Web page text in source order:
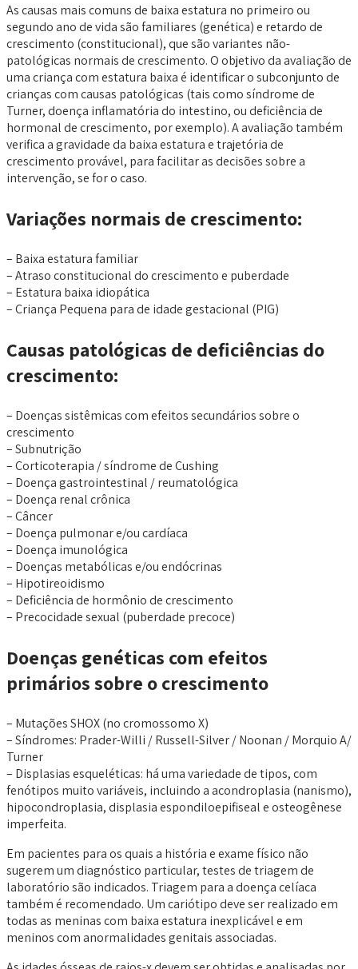
As causas mais comuns de baixa estatura no primeiro ou
segundo ano de vida são familiares (genética) e retardo de
crescimento (constitucional), que são variantes não-
patológicas normais de crescimento. O objetivo da avaliação de
uma criança com estatura baixa é identificar o subconjunto de
crianças com causas patológicas (tais como síndrome de
Turner, doença inflamatória do intestino, ou deficiência de
hormonal de crescimento, por exemplo). A avaliação também
verifica a gravidade da baixa estatura e trajetória de
crescimento provável, para facilitar as decisões sobre a
intervenção, se for o caso.
Variações normais de crescimento:
– Baixa estatura familiar
– Atraso constitucional do crescimento e puberdade
– Estatura baixa idiopática
– Criança Pequena para de idade gestacional (PIG)
Causas patológicas de deficiências do
crescimento:
– Doenças sistêmicas com efeitos secundários sobre o
crescimento
– Subnutrição
– Corticoterapia / síndrome de Cushing
– Doença gastrointestinal / reumatológica
– Doença renal crônica
– Câncer
– Doença pulmonar e/ou cardíaca
– Doença imunológica
– Doenças metabólicas e/ou endócrinas
– Hipotireoidismo
– Deficiência de hormônio de crescimento
– Precocidade sexual (puberdade precoce)
Doenças genéticas com efeitos
primários sobre o crescimento
– Mutações SHOX (no cromossomo X)
– Síndromes: Prader-Willi / Russell-Silver / Noonan / Morquio A/
Turner
– Displasias esqueléticas: há uma variedade de tipos, com
fenótipos muito variáveis, incluindo a acondroplasia (nanismo),
hipocondroplasia, displasia espondiloepifiseal e osteogênese
imperfeita.
Em pacientes para os quais a história e exame físico não
sugerem um diagnóstico particular, testes de triagem de
laboratório são indicados. Triagem para a doença celíaca
também é recomendado. Um cariótipo deve ser realizado em
todas as meninas com baixa estatura inexplicável e em
meninos com anormalidades genitais associadas.